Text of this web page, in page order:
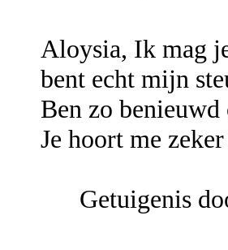
Aloysia, Ik mag
bent echt mijn
Ben zo
Je hoort me
Getuigenis